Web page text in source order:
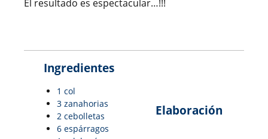
El resultado es espectacular…!!!
Ingredientes
1 col
3 zanahorias
2 cebolletas
6 espárragos
Elaboración